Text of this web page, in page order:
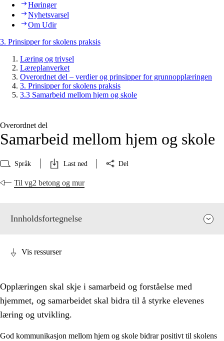
Høringer
Nyhetsvarsel
Om Udir
3. Prinsipper for skolens praksis
Læring og trivsel
Læreplanverket
Overordnet del – verdier og prinsipper for grunnopplæringen
3. Prinsipper for skolens praksis
3.3 Samarbeid mellom hjem og skole
Overordnet del
Samarbeid mellom hjem og skole
Språk Last ned Del
Til vg2 betong og mur
Innholdsfortegnelse
Vis ressurser
Opplæringen skal skje i samarbeid og forståelse med
hjemmet, og samarbeidet skal bidra til å styrke elevenes
læring og utvikling.
God kommunikasjon mellom hjem og skole bidrar positivt til skolens